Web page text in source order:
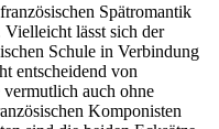
Spätromantik
lässt sich der
Schule in Verbindung
entscheidend von
auch ohne
Komponisten